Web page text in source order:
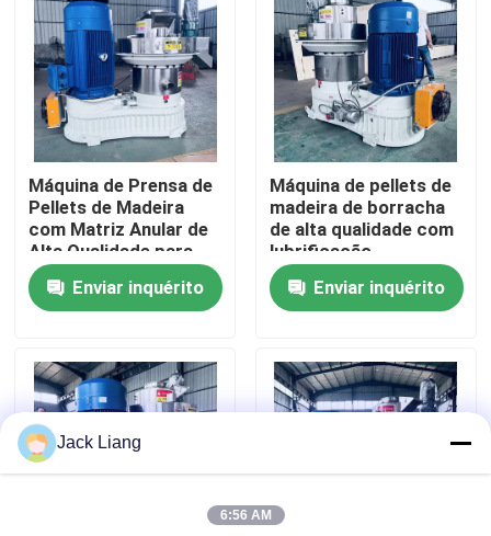
Show de RV
Quem Somos
Fábrica
Controle de Qualidade
Fale Conosco
Pedir um orçamento
Máquina do moinho da pelota
Moinho de pellets de madeira
Máquina de Prensa de
Pellets de Madeira
com Matriz Anular de
Alta Qualidade para
Produção de Energia
LimpaEnviar inquérito
Máquina de pellets de
madeira de borracha
de alta qualidade com
lubrificação
automática e
transmissão de
engrenagem helicoidal
Enviar inquérito
Jack Liang
6:56 AM